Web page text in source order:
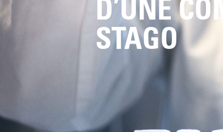
D’UNE
STAGO